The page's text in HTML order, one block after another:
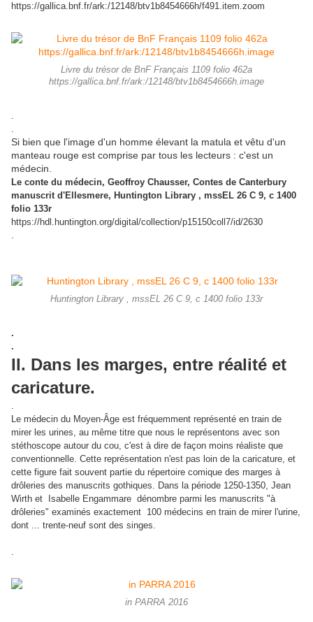
https://gallica.bnf.fr/ark:/12148/btv1b8454666h/f491.item.zoom
Livre du trésor de BnF Français 1109 folio 462a
https://gallica.bnf.fr/ark:/12148/btv1b8454666h.image
Si bien que l'image d'un homme élevant la matula et vêtu d'un
manteau rouge est comprise par tous les lecteurs : c'est un
médecin.
Le conte du médecin, Geoffroy Chausser, Contes de Canterbury
manuscrit d'Ellesmere, Huntington Library , mssEL 26 C 9, c 1400
folio 133r
https://hdl.huntington.org/digital/collection/p15150coll7/id/2630
Huntington Library , mssEL 26 C 9, c 1400 folio 133r
.
.
II. Dans les marges, entre réalité et
caricature.
.
Le médecin du Moyen-Âge est fréquemment représenté en train de
mirer les urines, au même titre que nous le représentons avec son
stéthoscope autour du cou, c'est à dire de façon moins réaliste que
conventionnelle. Cette représentation n'est pas loin de la caricature, et
cette figure fait souvent partie du répertoire comique des marges à
drôleries des manuscrits gothiques. Dans la période 1250-1350, Jean
Wirth et
Isabelle Engammare dénombre parmi les manuscrits "à
drôleries" examinés exactement 100 médecins en train de mirer l'urine,
dont ... trente-neuf sont des singes.
in PARRA 2016